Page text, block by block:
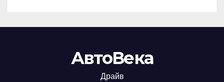
АвтоВека
Драйв